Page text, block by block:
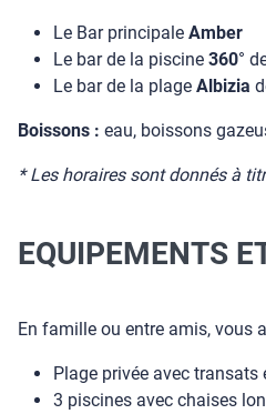
Le Bar principale Amber
Le bar de la piscine 360°
Le bar de la plage Albizia
Boissons : eau, boissons
* Les horaires sont donnés à
EQUIPEMENTS
En famille ou entre amis, vous
Plage privée avec transats
3 piscines avec chaises